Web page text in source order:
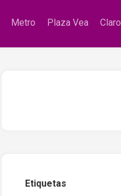
Metro Plaza Vea Claro
Etiquetas